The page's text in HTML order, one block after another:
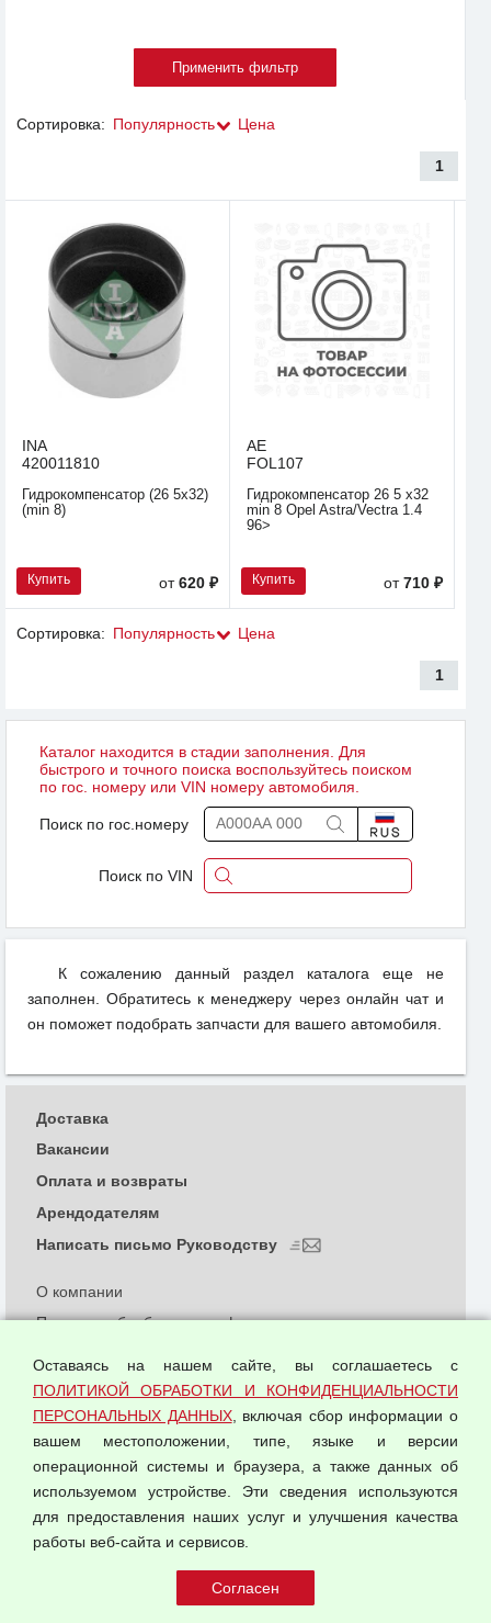
Сортировка: Популярность Цена
1
INA
420011810
Гидрокомпенсатор (26 5x32)
(min 8)
Купить от620 ₽
AE
FOL107
Гидрокомпенсатор 26 5 x32
min 8 Opel Astra/Vectra 1.4
96>
Купить от710 ₽
Сортировка: Популярность Цена
1
Каталог находится в стадии заполнения. Для
быстрого и точного поиска воспользуйтесь поиском
по гос. номеру или VIN номеру автомобиля.
Поиск по гос.номеру
Поиск по VIN
К сожалению данный раздел каталога еще не
заполнен. Обратитесь к менеджеру через онлайн чат и
он поможет подобрать запчасти для вашего автомобиля.
© 2026 ООО "Феникс"
О компании
Политика обработки и конфиденциальности
Согласием на обработку персональных данных
Оферта оптовой купли-продажи
Публичная оферта
Доставка
Вакансии
Оплата и возвраты
Арендодателям
Написать письмо Руководству
Оставаясь на нашем сайте, вы соглашаетесь с
ПОЛИТИКОЙ ОБРАБОТКИ И КОНФИДЕНЦИАЛЬНОСТИ
ПЕРСОНАЛЬНЫХ ДАННЫХ, включая сбор информации о
вашем местоположении, типе, языке и версии
операционной системы и браузера, а также данных об
используемом устройстве. Эти сведения используются
для предоставления наших услуг и улучшения качества
работы веб-сайта и сервисов.